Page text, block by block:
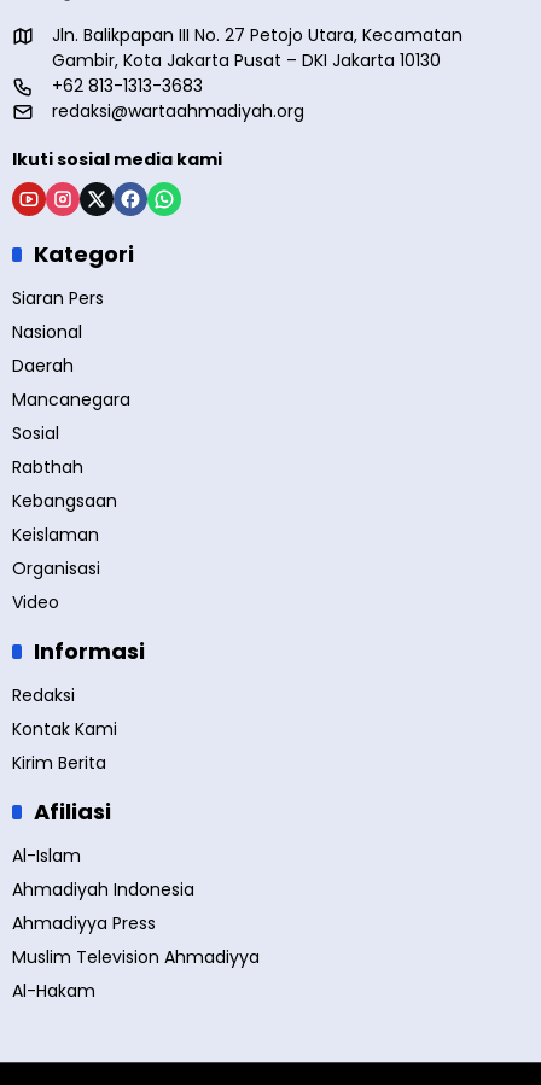
Jln. Balikpapan III No. 27 Petojo Utara, Kecamatan
Gambir, Kota Jakarta Pusat – DKI Jakarta 10130
+62 813-1313-3683
redaksi@wartaahmadiyah.org
Ikuti sosial media kami
Kategori
Siaran Pers
Nasional
Daerah
Mancanegara
Sosial
Rabthah
Kebangsaan
Keislaman
Organisasi
Video
Informasi
Redaksi
Kontak Kami
Kirim Berita
Afiliasi
Al-Islam
Ahmadiyah Indonesia
Ahmadiyya Press
Muslim Television Ahmadiyya
Al-Hakam